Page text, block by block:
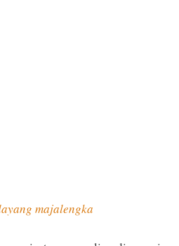
majalengka